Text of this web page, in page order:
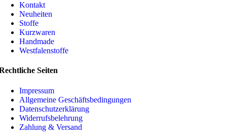
Kontakt
Neuheiten
Stoffe
Kurzwaren
Handmade
Westfalenstoffe
Seiten
Impressum
Allgemeine Geschäftsbedingungen
Datenschutzerklärung
Widerrufsbelehrung
Zahlung & Versand